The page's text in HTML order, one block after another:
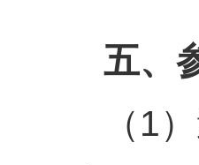
五、参
（1）